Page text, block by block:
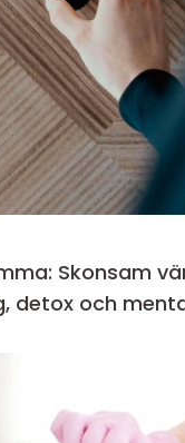
Skonsam
detox och